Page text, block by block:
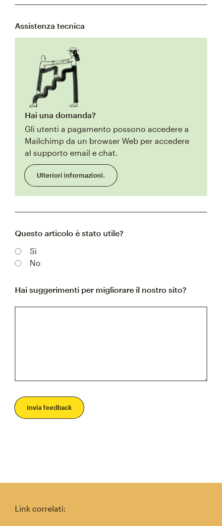
Assistenza tecnica
Hai una domanda?
Gli utenti a pagamento possono accedere a
Mailchimp da un browser Web per accedere
al supporto email e chat.
Ulteriori informazioni.
Questo articolo è stato utile?
Sì
No
Hai suggerimenti per migliorare il nostro sito?
Invia feedback
Link correlati: